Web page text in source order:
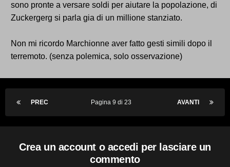
sono pronte a versare soldi per aiutare la popolazione, di
Zuckergerg si parla gia di un millione stanziato.
Non mi ricordo Marchionne aver fatto gesti simili dopo il
terremoto. (senza polemica, solo osservazione)
PREC AVANTI
Pagina 9 di 23
Crea un account o accedi per lasciare un
commento